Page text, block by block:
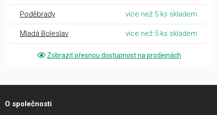
Poděbrady více než 5 ks skladem
Mladá Boleslav více než 5 ks skladem
Zobrazit přesnou dostupnost na prodejnách
O společnosti